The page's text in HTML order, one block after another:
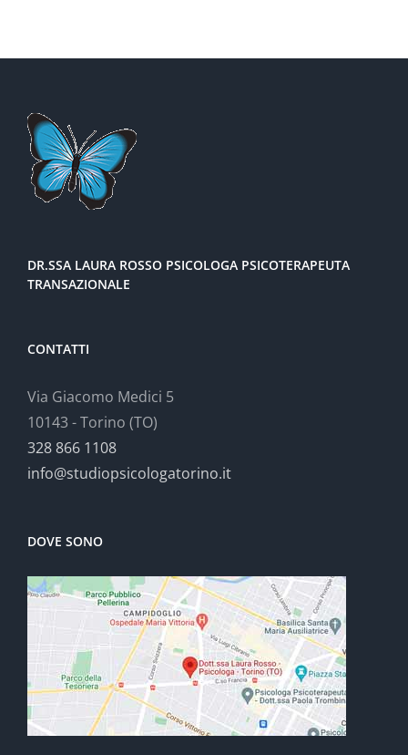
DR.SSA LAURA ROSSO PSICOLOGA PSICOTERAPEUTA
TRANSAZIONALE
CONTATTI
Via Giacomo Medici 5
10143 - Torino (TO)
328 866 1108
info@studiopsicologatorino.it
DOVE SONO